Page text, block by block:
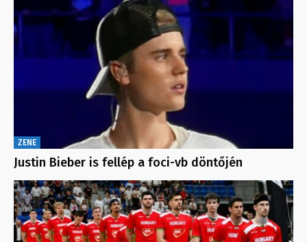
ZENE
Justin Bieber is fellép a foci-vb döntőjén